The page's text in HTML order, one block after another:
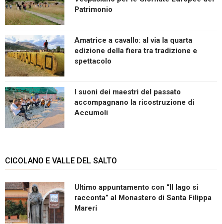
Patrimonio
Amatrice a cavallo: al via la quarta
edizione della fiera tra tradizione e
spettacolo
I suoni dei maestri del passato
accompagnano la ricostruzione di
Accumoli
CICOLANO E VALLE DEL SALTO
Ultimo appuntamento con “Il lago si
racconta” al Monastero di Santa Filippa
Mareri